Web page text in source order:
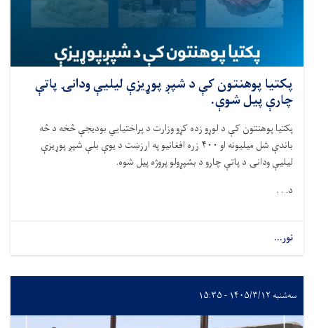
پکتیا پوهنتون کې د شپږ پوړیزې لیلیې ودانۍ پاتې
چارې پیل شوې.
پکتیا پوهنتون کې د لوړو زده کړو وزارت د پراختیایي بودیجې څخه د څه
باندې شل میلیونه او ۴۰۰ زره افغانیو په ارزښت د یوې بلې شپږ پوړیزې
لیلیې ودانۍ د پاتې چارو د بشپړولو پروژه پیل شوه.
د. . .
نور...
سه‌شنبه ۱۴۰۵/۳/۱۲ - ۱۵:۳۵